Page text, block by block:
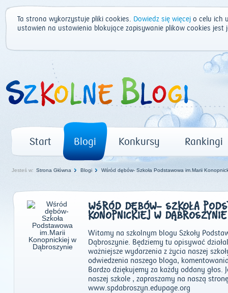
Ta strona wykorzystuje pliki cookies. Dowiedz się więcej o celu ich
ustawień na ustawienia blokujące zapisywanie plików cookies
Start Blogi Konkursy Rankingi
Jesteś w: Strona Główna Blogi Wśród dębów- Szkoła Podstawowa im.Marii
WŚRÓD DĘBÓW- SZKOŁA
KONOPNICKIEJ W DĄBROSZYNIE
Witamy na szkolnym blogu Szkoły
Dąbroszynie. Będziemy tu opisywać
ważniejsze wydarzenia z życia naszej
odwiedzenia naszego bloga,
Bardzo dziękujemy za każdy oddany głos.
naszej szkole , zapraszamy na naszą
www.spdabroszyn.edupage.org